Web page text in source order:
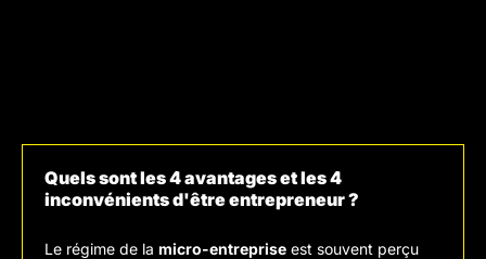
Quels sont les 4 avantages et les 4
inconvénients d'être entrepreneur ?
Le régime de la micro-entreprise est souvent perçu